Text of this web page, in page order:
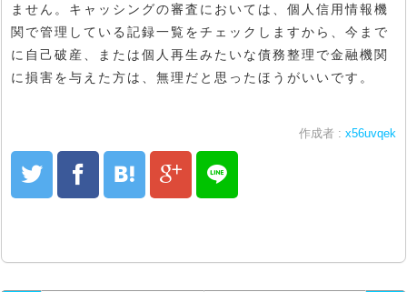
ません。キャッシングの審査においては、個人信用情報機
関で管理している記録一覧をチェックしますから、今まで
に自己破産、または個人再生みたいな債務整理で金融機関
に損害を与えた方は、無理だと思ったほうがいいです。
作成者 : x56uvqek